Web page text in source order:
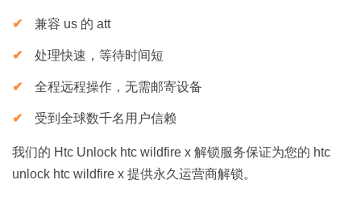
兼容 us 的 att
处理快速，等待时间短
全程远程操作，无需邮寄设备
受到全球数千名用户信赖
我们的 Htc Unlock htc wildfire x 解锁服务保证为您的 htc
unlock htc wildfire x 提供永久运营商解锁。